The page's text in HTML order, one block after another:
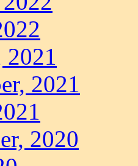
2021
2021
2020